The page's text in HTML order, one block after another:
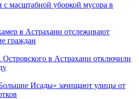
с масштабной уборкой мусора в
в Астрахани отслеживают
граждан
в Астрахани отключили
Исады» зачищают улицы от